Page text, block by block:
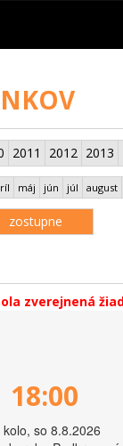
2011 2012 2013
máj jún júl august
zostupne
zverejnená
18:00
kolo, so 8.8.2026